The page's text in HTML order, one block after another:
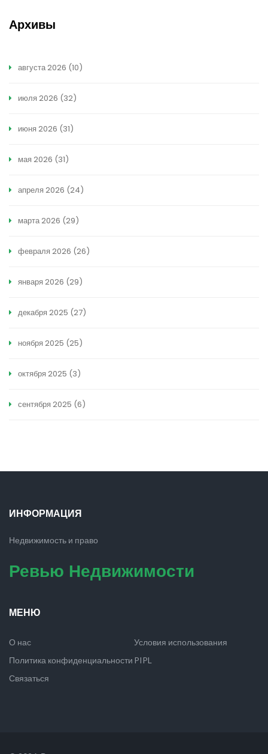
Архивы
августа 2026 (10)
июля 2026 (32)
июня 2026 (31)
мая 2026 (31)
апреля 2026 (24)
марта 2026 (29)
февраля 2026 (26)
января 2026 (29)
декабря 2025 (27)
ноября 2025 (25)
октября 2025 (3)
сентября 2025 (6)
ИНФОРМАЦИЯ
Недвижимость и право
Ревью Недвижимости
МЕНЮ
О нас
Условия использования
Политика конфиденциальности PIPL
Связаться